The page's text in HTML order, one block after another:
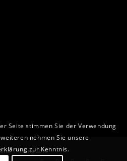
Training 2016
Seite stimmen Sie der Verwendung
nehmen Sie unsere
zur Kenntnis.